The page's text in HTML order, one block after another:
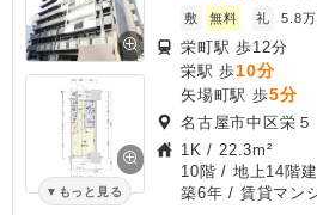
もっと見る
敷
無料 礼 5.8万
栄町駅 歩12分
栄駅 歩10分
矢場町駅 歩5分
名古屋市中区栄５
1K / 22.3m²
10階 / 地上14階建
築6年 / 賃貸マン